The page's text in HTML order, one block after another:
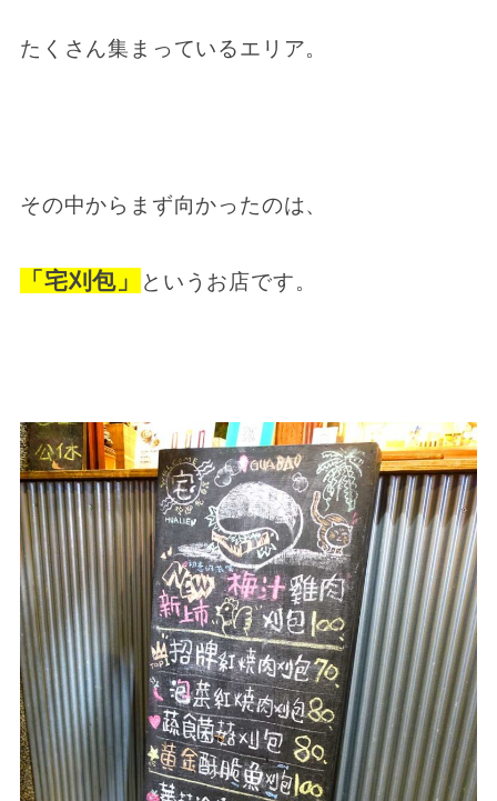
たくさん集まっているエリア。
その中からまず向かったのは、
「宅刈包」 というお店です。